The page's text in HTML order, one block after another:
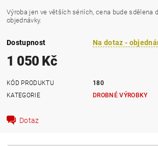
Výroba jen ve větších sériích, cena bude sdělena
objednávky.
Dostupnost Na dotaz -
1 050 Kč
KÓD PRODUKTU
180
KATEGORIE
DROBNÉ VÝROBKY
Dotaz